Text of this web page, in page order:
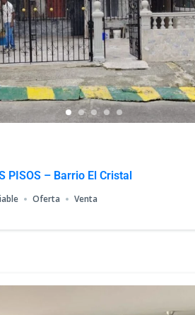
PISOS – Barrio El Cristal
Oferta Venta